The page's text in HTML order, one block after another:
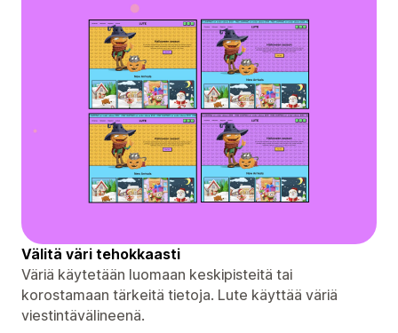
Välitä väri tehokkaasti
Väriä käytetään luomaan keskipisteitä tai
korostamaan tärkeitä tietoja. Lute käyttää väriä
viestintävälineenä.